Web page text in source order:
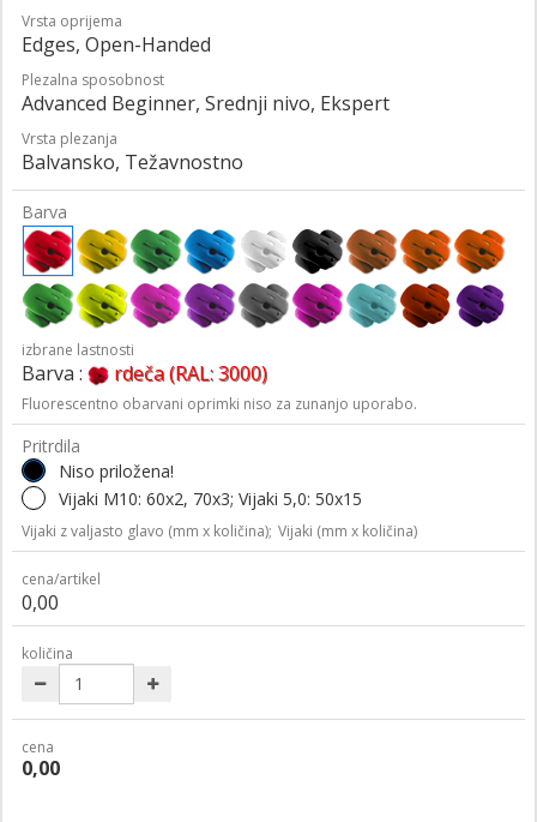
Vrsta oprijema
Edges, Open-Handed
Plezalna sposobnost
Advanced Beginner, Srednji nivo, Ekspert
Vrsta plezanja
Balvansko, Težavnostno
Barva
izbrane lastnosti
Barva : rdeča (RAL: 3000)
Fluorescentno obarvani oprimki niso za zunanjo uporabo.
Pritrdila
Niso priložena!
Vijaki M10: 60x2, 70x3; Vijaki 5,0: 50x15
Vijaki z valjasto glavo (mm x količina); Vijaki (mm x količina)
cena/artikel
0,00
količina
cena
0,00